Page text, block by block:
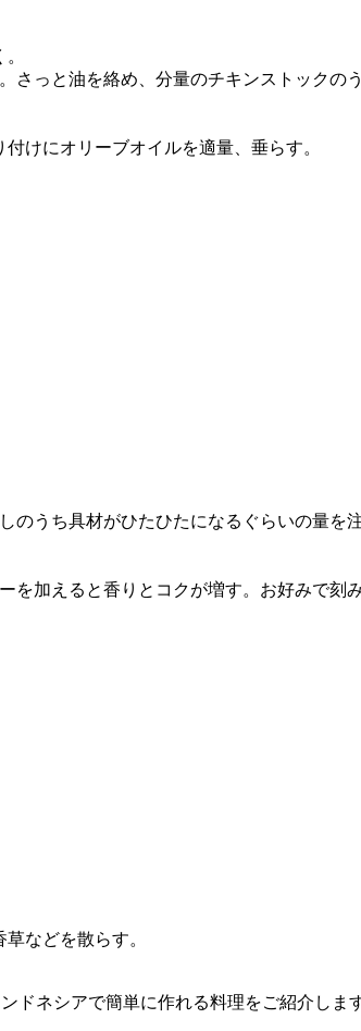
っと油を絡め、分量のチキンストックの
けにオリーブオイルを適量、垂らす。
うち具材がひたひたになるぐらいの量を
を加えると香りとコクが増す。お好みで刻
などを散らす。
ドネシアで簡単に作れる料理をご紹介します